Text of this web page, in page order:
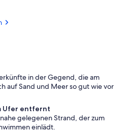
Innenbereich
in der Gegend, die am
auf Sand und Meer so gut wie vor
Ufer entfernt
gelegenen Strand, der zum
einlädt.